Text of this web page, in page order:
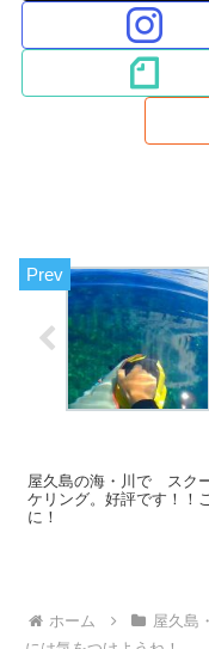
屋久島の海・川で スク
ケリング。好評です！！
に！
ホーム 屋久島